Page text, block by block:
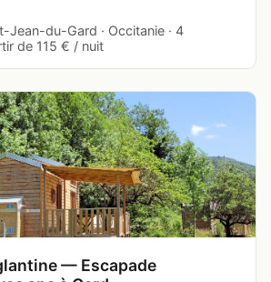
Jean-du-Gard · Occitanie · 4
de 115 € / nuit
— Escapade